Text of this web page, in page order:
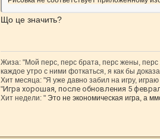
Що це значить?
Жиза: "Мой перс, перс брата, перс жены,
каждое утро с ними фоткаться, я как бы
Хит месяца: "Я уже давно забил на игру,
"Игра хорошая, после обновления 5
Хит недели: " Это не экономическая игра, а